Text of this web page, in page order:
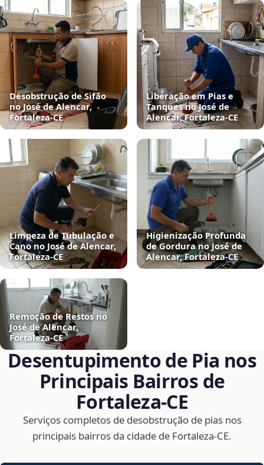
Desobstrução de Sifão
no José de Alencar,
Fortaleza‑CE
Liberação em Pias e
Tanques no José de
Alencar, Fortaleza‑CE
Limpeza de Tubulação e
Cano no José de Alencar,
Fortaleza‑CE
Higienização Profunda
de Gordura no José de
Alencar, Fortaleza‑CE
Remoção de Restos no
José de Alencar,
Fortaleza‑CE
Desentupimento de Pia nos
Principais Bairros de
Fortaleza‑CE
Serviços completos de desobstrução de pias nos
principais bairros da cidade de Fortaleza‑CE.